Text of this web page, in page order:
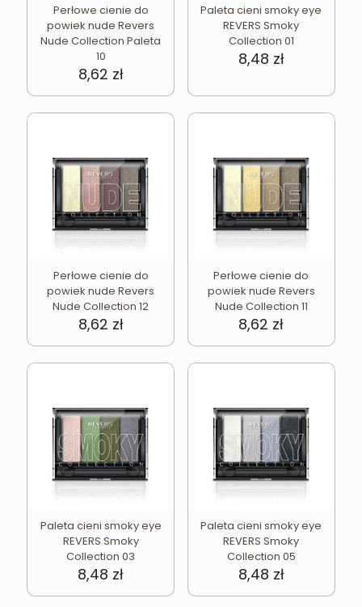
Perłowe cienie do
powiek nude Revers
Nude Collection Paleta
10
8,62 zł
Paleta cieni smoky eye
REVERS Smoky
Collection 01
8,48 zł
Perłowe cienie do
powiek nude Revers
Nude Collection 12
8,62 zł
Perłowe cienie do
powiek nude Revers
Nude Collection 11
8,62 zł
Paleta cieni smoky eye
REVERS Smoky
Collection 03
8,48 zł
Paleta cieni smoky eye
REVERS Smoky
Collection 05
8,48 zł